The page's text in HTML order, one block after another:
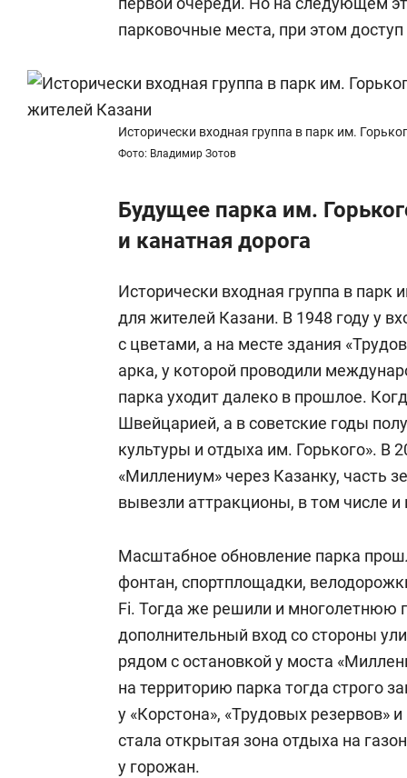
парковочные места, при этом
Исторически входная группа в парк им.
Фото: Владимир Зотов
Будущее парка им.
и канатная дорога
Исторически входная группа в парк
для жителей Казани. В 1948 году у
с цветами, а на месте здания
арка, у которой проводили
парка уходит далеко в прошлое.
Швейцарией, а в советские годы
культуры и отдыха им. Горького». В
«Миллениум» через Казанку, часть
вывезли аттракционы, в том числе и
Масштабное обновление парка
фонтан, спортплощадки,
Fi. Тогда же решили и многолетнюю
дополнительный вход со стороны
рядом с остановкой у моста
на территорию парка тогда строго
у «Корстона», «Трудовых резервов»
стала открытая зона отдыха на
у горожан.